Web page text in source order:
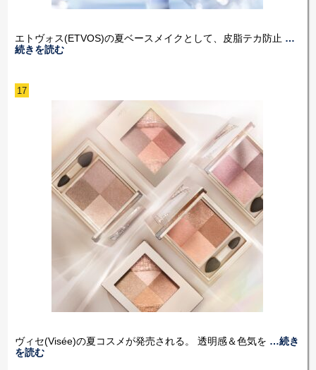
エトヴォス(ETVOS)の夏ベースメイクとして、皮脂テカ防止 …
続きを読む
17
ヴィセ(Visée)の夏コスメが発売される。 透明感＆色気を …続き
を読む